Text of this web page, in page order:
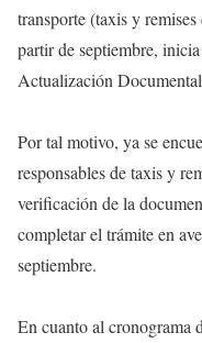
transporte (taxis y
partir de septiembre,
Actualización
Por tal motivo, ya se
responsables de taxis y
verificación de la
completar el trámite en
septiembre.
En cuanto al cronograma